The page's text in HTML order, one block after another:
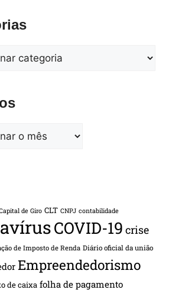
de Giro CLT CNPJ contabilidade
COVID-19 crise
de Imposto de Renda Diário oficial da união
Empreendedorismo
de caixa folha de pagamento